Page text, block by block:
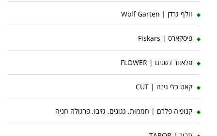
וולף גרדן | Wolf Garten
פיסקארס | Fiskars
פלאוור דשנים | FLOWER
קאט כלי גינה | CUT
קנופיה פלרם | חממות, גגונים, גזיבו, פרגולה חניה